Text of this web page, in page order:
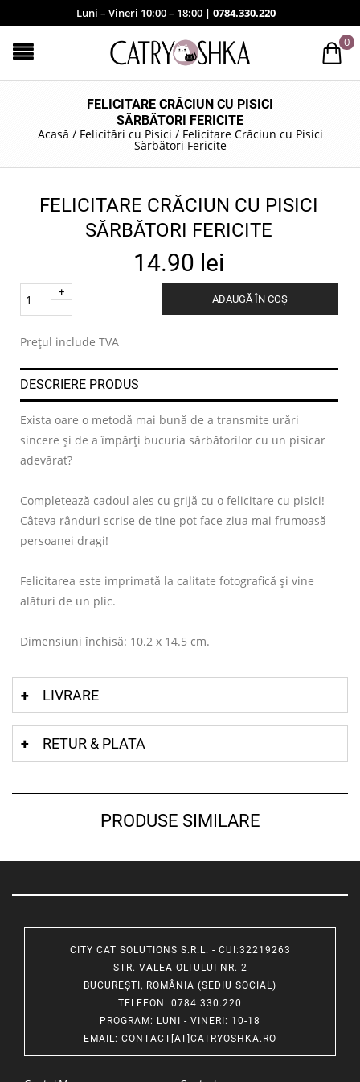
Luni – Vineri 10:00 – 18:00 | 0784.330.220
0
FELICITARE CRĂCIUN CU PISICI
SĂRBĂTORI FERICITE
Acasă / Felicitări cu Pisici / Felicitare Crăciun cu Pisici
Sărbători Fericite
FELICITARE CRĂCIUN CU PISICI
SĂRBĂTORI FERICITE
14.90 lei
Quantity
ADAUGĂ ÎN COȘ
Prețul include TVA
DESCRIERE PRODUS
Exista oare o metodă mai bună de a transmite urări
sincere și de a împărți bucuria sărbătorilor cu un pisicar
adevărat?
Completează cadoul ales cu grijă cu o felicitare cu pisici!
Câteva rânduri scrise de tine pot face ziua mai frumoasă
persoanei dragi!
Felicitarea este imprimată la calitate fotografică și vine
alături de un plic.
Dimensiuni închisă: 10.2 x 14.5 cm.
LIVRARE
RETUR & PLATA
PRODUSE SIMILARE
CITY CAT SOLUTIONS S.R.L. - CUI:32219263
STR. VALEA OLTULUI NR. 2
BUCUREȘTI, ROMÂNIA (SEDIU SOCIAL)
TELEFON : 0784.330.220
PROGRAM: LUNI - VINERI: 10-18
EMAIL: CONTACT[AT]CATRYOSHKA.RO